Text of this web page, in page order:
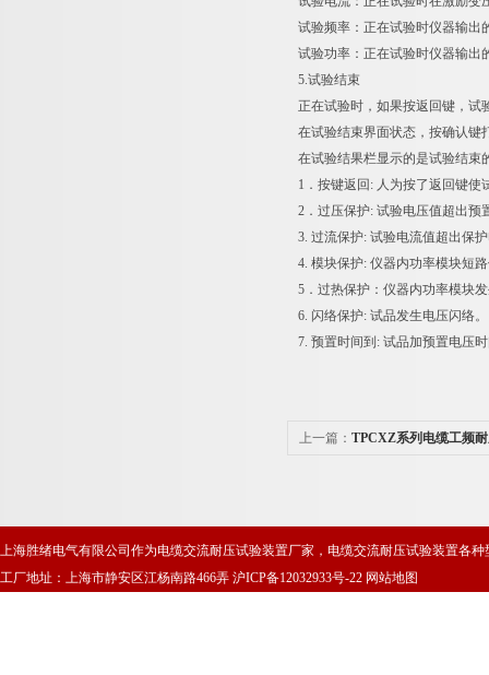
试验频率：正在试验时仪器输出
试验功率：正在试验时仪器输出
5.试验结束
正在试验时，如果按返回键，试
在试验结束界面状态，按确认键
在试验结果栏显示的是试验结束
1．按键返回: 人为按了返回键使
2．过压保护: 试验电压值超出预
3. 过流保护: 试验电流值超出保
4. 模块保护: 仪器内功率模块短
5．过热保护：仪器内功率模块
6. 闪络保护: 试品发生电压闪络。
7. 预置时间到: 试品加预置电压
上一篇： TPCXZ系列电缆工频
上海胜绪电气有限公司作为电缆交流耐压试验装置厂家，电缆交流耐压试验装置各
工厂地址：上海市静安区江杨南路466弄 沪ICP备12032933号-22 网站地图